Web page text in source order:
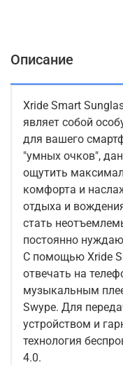
Описание
Xride Smart
являет собой
для вашего
"умных очков",
ощутить
комфорта и
отдыха и
стать
постоянно
С помощью Xride
отвечать на
музыкальным
Swype. Для
устройством и
технология
4.0.